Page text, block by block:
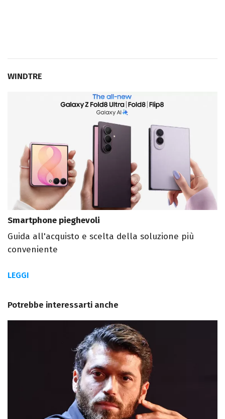
WINDTRE
Smartphone pieghevoli
Guida all'acquisto e scelta della soluzione più
conveniente
LEGGI
Potrebbe interessarti anche